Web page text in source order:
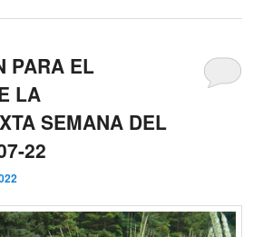
PARA EL
LA
SEMANA DEL
22